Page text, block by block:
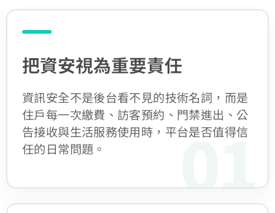
把資安視為重要責任
資訊安全不是後台看不見的技術名詞，而是
住戶每一次繳費、訪客預約、門禁進出、公
告接收與生活服務使用時，平台是否值得信
任的日常問題。
01